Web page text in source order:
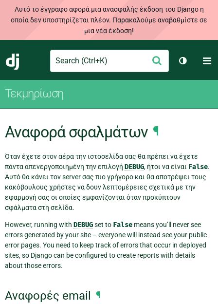
Αυτό το έγγραφο αφορά μια ανασφαλής έκδοση του Django η
οποία δεν υποστηρίζεται πλέον. Παρακαλούμε αναβαθμίστε σε
μια νέα έκδοση!
Django
Search Υποβολή
Toggle
Τεκμηρίωση
Αναφορά σφαλμάτων ¶
Όταν έχετε στον αέρα την ιστοσελίδα σας θα πρέπει να έχετε
πάντα απενεργοποιημένη την επιλογή DEBUG, ήτοι να είναι False.
Αυτό θα κάνει τον server σας πιο γρήγορο και θα αποτρέψει τους
κακόβουλους χρήστες να δουν λεπτομέρειες σχετικά με την
εφαρμογή σας οι οποίες εμφανίζονται όταν προκύπτουν
σφάλματα στη σελίδα.
However, running with DEBUGset to False means you’ll never see
errors generated by your site – everyone will instead see your public
error pages. You need to keep track of errors that occur in deployed
sites, so Django can be configured to create reports with details
about those errors.
Αναφορές email ¶